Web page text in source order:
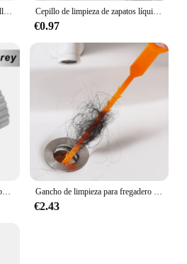
Cepillo de limpieza de zapatos líquido multifuncional con dispensador de jabón, cepillo de lavandería para zapatos, cepillos de fregado, cepillo limpiador de zapatos de cerdas suaves
€0.97
Esponjas mágicas para limpiar el polvo, esponja Pva, plumero para limpiar la humedad, persianas, placas base de vidrio, rejillas de ventilación, espejos y ventanas Gancho de limpieza para fregadero de cocina, herramienta de dragado de pelo, removedor de obstrucciones de alcantarillado, accesorios de baño
€2.43